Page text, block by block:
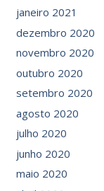
janeiro 2021
dezembro 2020
novembro 2020
outubro 2020
setembro 2020
agosto 2020
julho 2020
junho 2020
maio 2020